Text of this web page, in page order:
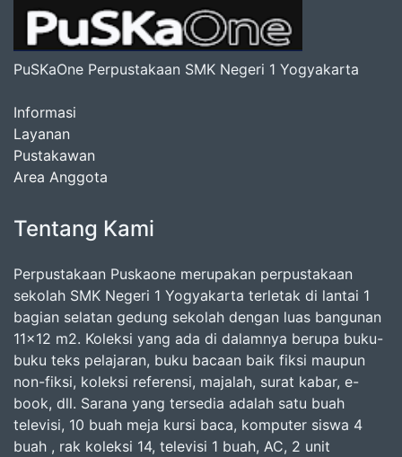
PuSKaOne Perpustakaan SMK Negeri 1 Yogyakarta
Informasi
Layanan
Pustakawan
Area Anggota
Tentang Kami
Perpustakaan Puskaone merupakan perpustakaan
sekolah SMK Negeri 1 Yogyakarta terletak di lantai 1
bagian selatan gedung sekolah dengan luas bangunan
11x12 m2. Koleksi yang ada di dalamnya berupa buku-
buku teks pelajaran, buku bacaan baik fiksi maupun
non-fiksi, koleksi referensi, majalah, surat kabar, e-
book, dll. Sarana yang tersedia adalah satu buah
televisi, 10 buah meja kursi baca, komputer siswa 4
buah , rak koleksi 14, televisi 1 buah, AC, 2 unit